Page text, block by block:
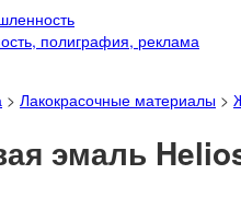
полиграфия, реклама
> Лакокрасочные материалы >
эмаль